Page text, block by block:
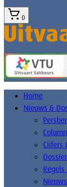
0
Home
Nieuws &
Cijfers